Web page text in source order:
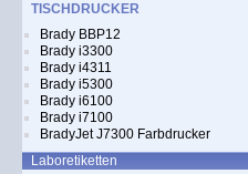
TISCHDRUCKER
Brady BBP12
Brady i3300
Brady i4311
Brady i5300
Brady i6100
Brady i7100
BradyJet J7300 Farbdrucker
Laboretiketten